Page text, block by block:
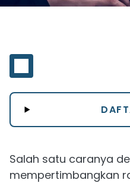
Salah satu caranya
mempertimbangkan